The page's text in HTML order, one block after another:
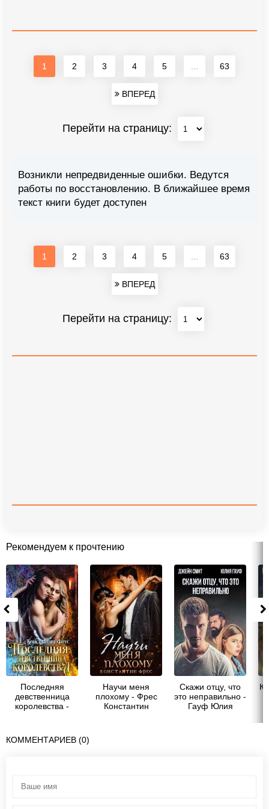
1 2 3 4 5 63
ВПЕРЕД
Перейти на страницу:
Возникли непредвиденные ошибки. Ведутся
работы по восстановлению. В ближайшее время
текст книги будет доступен
1 2 3 4 5 63
ВПЕРЕД
Перейти на страницу:
Рекомендуем к прочтению
Последняя
девственница
королевства -
Научи меня
плохому - Фрес
Константин
Скажи отцу, что
это неправильно -
Гауф Юлия
КОММЕНТАРИЕВ (0)